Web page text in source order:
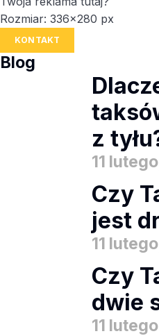
Rozmiar: 336x280 px
KONTAKT
Blog
z
11
Czy
jest
11
Czy
dwie
11